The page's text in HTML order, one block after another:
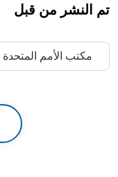
تم النشر من قبل
مكتب الأمم المتحدة